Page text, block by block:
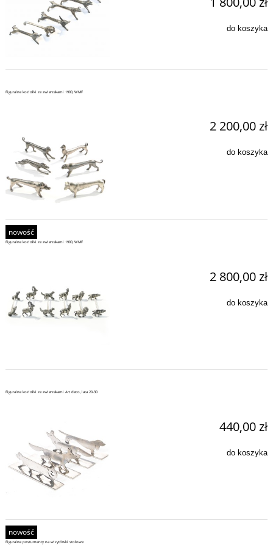
do koszyka
Figuralne koziołki ze zwierzakami 1900, WMF
2 200,00 zł
do koszyka
Figuralne koziołki ze zwierzakami 1900, WMF
2 800,00 zł
do koszyka
nowość
Figuralne koziołki ze zwierzakami Art deco, lata 20-30
440,00 zł
do koszyka
Figuralne postumenty na wizytówki stołowe
nowość